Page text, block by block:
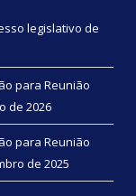
legislativo de
para Reunião
de 2026
para Reunião
de 2025